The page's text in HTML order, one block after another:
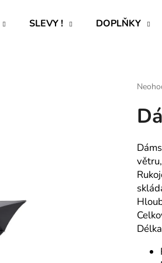
SLEVY ! DOPLŇKY
je
z
5